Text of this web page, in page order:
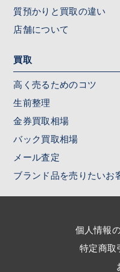
質預かりと買取の違い
店舗について
買取
高く売るためのコツ
生前整理
金券買取相場
バック買取相場
メール査定
ブランド品を売りたいお
個人情報
特定商取